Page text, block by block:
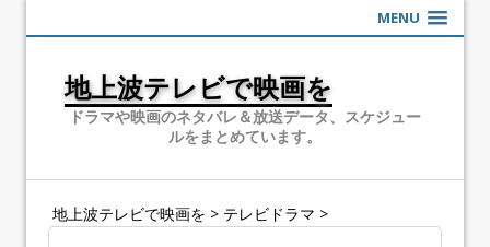
MENU
地上波テレビで映画を
ドラマや映画のネタバレ＆放送データ、スケジュー
ルをまとめています。
地上波テレビで映画を > テレビドラマ >